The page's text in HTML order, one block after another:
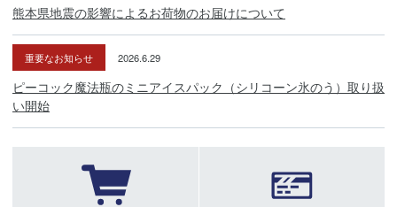
熊本県地震の影響によるお荷物のお届けについて
重要なお知らせ 2026.6.29
ピーコック魔法瓶のミニアイスパック（シリコーン氷のう）取り扱
い開始